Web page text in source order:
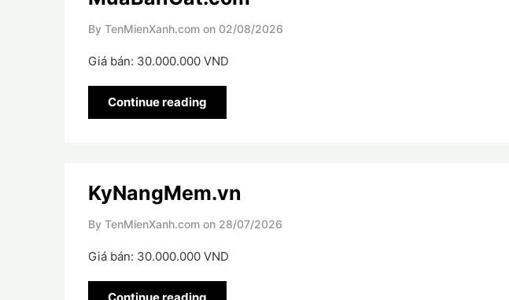
By TenMienXanh.com on 02/08/2026
Giá bán: 30.000.000 VND
Continue reading
KyNangMem.vn
By TenMienXanh.com on 28/07/2026
Giá bán: 30.000.000 VND